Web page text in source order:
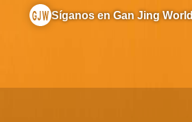
Síganos en Gan Jing World